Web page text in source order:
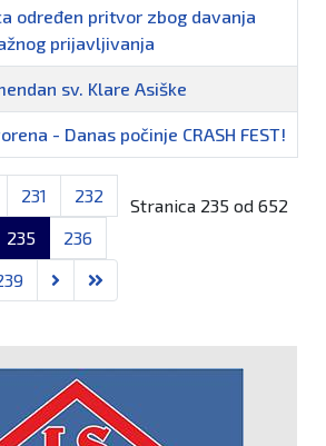
određen pritvor zbog davanja
prijavljivanja
sv. Klare Asiške
- Danas počinje CRASH FEST!
Stranica 235 od 652
231
232
235
236